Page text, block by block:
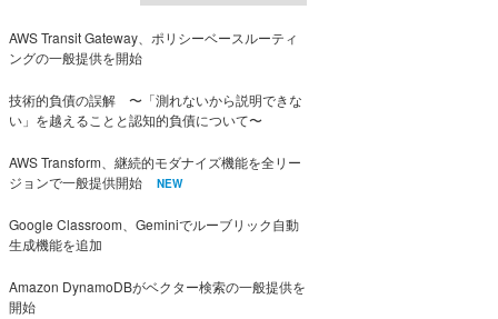
AWS Transit Gateway、ポリシーベースルーティ
ングの一般提供を開始
技術的負債の誤解 〜「測れないから説明できな
い」を越えることと認知的負債について〜
AWS Transform、継続的モダナイズ機能を全リー
ジョンで一般提供開始
NEW
Google Classroom、Geminiでルーブリック自動
生成機能を追加
Amazon DynamoDBがベクター検索の一般提供を
開始